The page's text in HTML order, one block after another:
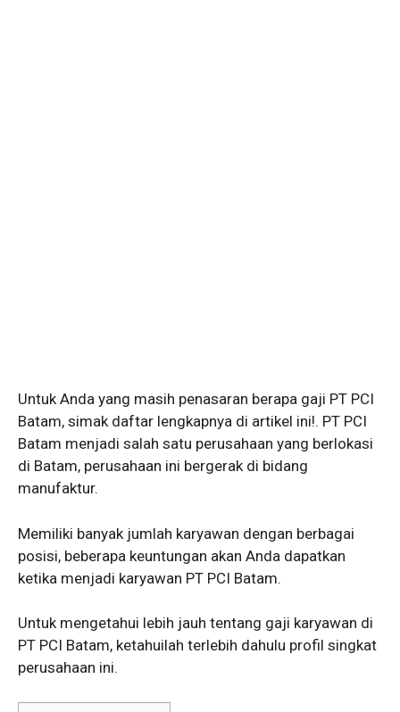
Untuk Anda yang masih penasaran berapa gaji PT PCI
Batam, simak daftar lengkapnya di artikel ini!. PT PCI
Batam menjadi salah satu perusahaan yang berlokasi
di Batam, perusahaan ini bergerak di bidang
manufaktur.
Memiliki banyak jumlah karyawan dengan berbagai
posisi, beberapa keuntungan akan Anda dapatkan
ketika menjadi karyawan PT PCI Batam.
Untuk mengetahui lebih jauh tentang gaji karyawan di
PT PCI Batam, ketahuilah terlebih dahulu profil singkat
perusahaan ini.